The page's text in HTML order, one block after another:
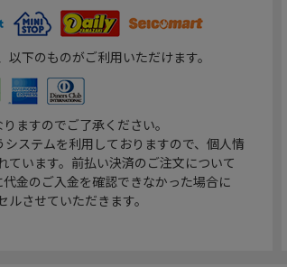
下のものがご利用いただけます。
ますのでご了承ください。
システムを利用しておりますので、個人情
ています。前払い決済のご注文について
金のご入金を確認できなかった場合に
させていただきます。